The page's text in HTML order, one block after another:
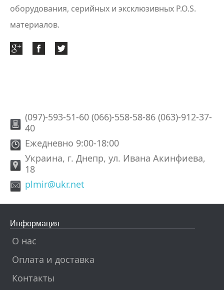
оборудования, серийных и эксклюзивных P.O.S.
материалов.
(097)-593-51-60 (066)-558-58-86 (063)-912-37-
40
Ежедневно 9:00-18:00
Украина, г. Днепр, ул. Ивана Акинфиева,
18
plmir@ukr.net
Информация
О нас
Оплата и доставка
Контакты